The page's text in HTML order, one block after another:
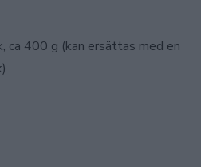
ca 400 g (kan ersättas med en